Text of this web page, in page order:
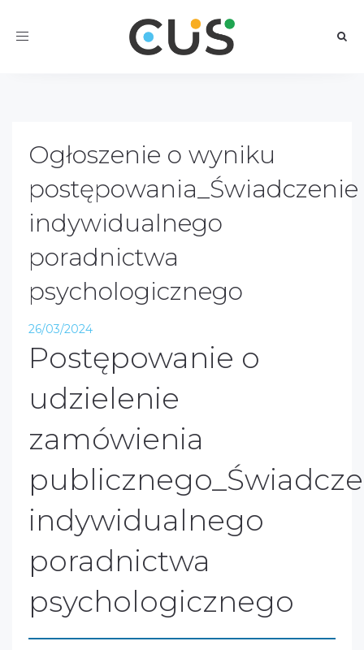
Toggle
Ogłoszenie o wyniku
postępowania_Świadczenie
indywidualnego
poradnictwa
psychologicznego
26/03/2024
Postępowanie o
udzielenie
zamówienia
indywidualnego
poradnictwa
psychologicznego